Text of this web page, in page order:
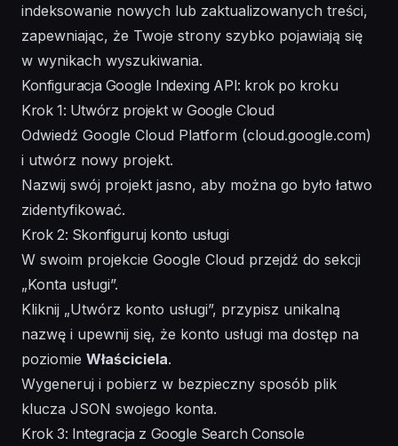
indeksowanie nowych lub zaktualizowanych treści,
zapewniając, że Twoje strony szybko pojawiają się
w wynikach wyszukiwania.
Konfiguracja Google Indexing API: krok po kroku
Krok 1: Utwórz projekt w Google Cloud
Odwiedź Google Cloud Platform (cloud.google.com)
i utwórz nowy projekt.
Nazwij swój projekt jasno, aby można go było łatwo
zidentyfikować.
Krok 2: Skonfiguruj konto usługi
W swoim projekcie Google Cloud przejdź do sekcji
„Konta usługi”.
Kliknij „Utwórz konto usługi”, przypisz unikalną
nazwę i upewnij się, że konto usługi ma dostęp na
poziomie Właściciela.
Wygeneruj i pobierz w bezpieczny sposób plik
klucza JSON swojego konta.
Krok 3: Integracja z Google Search Console